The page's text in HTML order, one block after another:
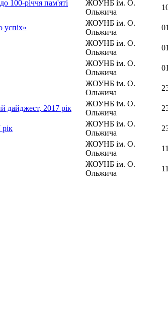
100-річчя пам'яті
ЖОУНБ ім. О.
Ольжича
успіх»
ЖОУНБ ім. О.
Ольжича
ЖОУНБ ім. О.
Ольжича
ЖОУНБ ім. О.
Ольжича
ЖОУНБ ім. О.
Ольжича
дайджест, 2017 рік
ЖОУНБ ім. О.
Ольжича
ЖОУНБ ім. О.
Ольжича
ЖОУНБ ім. О.
Ольжича
ЖОУНБ ім. О.
Ольжича